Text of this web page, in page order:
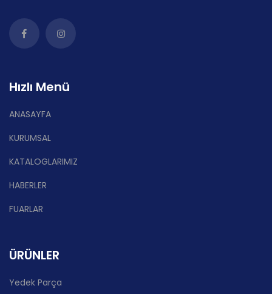
Hızlı Menü
ANASAYFA
KURUMSAL
KATALOGLARIMIZ
HABERLER
FUARLAR
ÜRÜNLER
Yedek Parça